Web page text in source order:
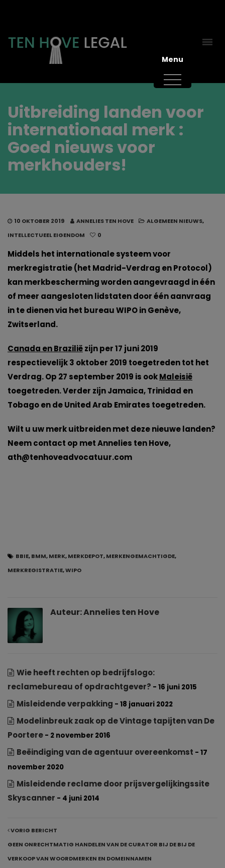
Uitbreiding landen voor
internationaal merk :
Goed nieuws voor
merkhouders!
10 OKTOBER 2019 ANNELIES TEN HOVE ALGEMEEN NIEUWS,
INTELLECTUEEL EIGENDOM
0
Middels het internationale systeem voor
merkregistratie (het Madrid-Verdrag en Protocol)
kan merkbescherming worden aangevraagd in één
of meer aangesloten lidstaten door één aanvraag
in te dienen via het bureau WIPO in Genève,
Zwitserland.
Canada en Braziliëzijn per 17 juni 2019
respectievelijk 3 oktober 2019 toegetreden tot het
Verdrag. Op 27 september 2019 is ookMaleisië
toegetreden. Verder zijnJamaica, Trinidad en
Tobagoen deUnited Arab Emirates toegetreden.
Wilt u uw merk uitbreiden met deze nieuwe landen?
Neem contact op met Annelies ten Hove,
ath@tenhoveadvocatuur.com
BBIE,BMM,MERK,MERKDEPOT,MERKENGEMACHTIGDE,
MERKREGISTRATIE,WIPO
Auteur:Annelies ten Hove
Wie heeft rechten op bedrijfslogo:
reclamebureau of opdrachtgever? - 16 juni 2015
Misleidende verpakking - 18 januari 2022
Modelinbreuk zaak op de Vintage tapijten van De
Poortere - 2 november 2016
Beëindiging van de agentuur overeenkomst - 17
november 2020
Misleidende reclame door prijsvergelijkingssite
Skyscanner - 4 juni 2014
VORIG BERICHT
GEEN ONRECHTMATIG HANDELEN VAN DE CURATOR BIJ DE BIJ DE
VERKOOP VAN WOORDMERKEN EN DOMEINNAMEN
Menu